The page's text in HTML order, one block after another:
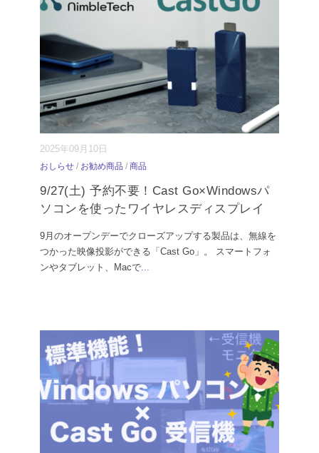
2025年09月10日
おしらせ / お勧め商品 / 商品
9/27(土) 予約不要！Cast Go×Windowsパ
ソコンを使ったワイヤレスディスプレイ
9月のオープンデーでクローズアップする製品は、無線を
つかった映像投影ができる「Cast Go」。 スマートフォ
ンやタブレット、Macで...